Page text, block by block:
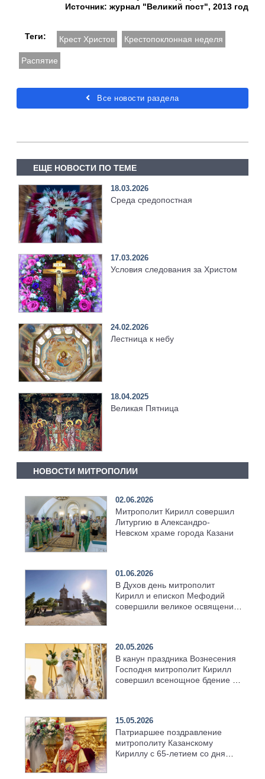
Источник: журнал "Великий пост", 2013 год
Теги: Крест Христов Крестопоклонная неделя
Распятие
Все новости раздела
ЕЩЕ НОВОСТИ ПО ТЕМЕ
18.03.2026
Среда средопостная
17.03.2026
Условия следования за Христом
24.02.2026
Лестница к небу
18.04.2025
Великая Пятница
НОВОСТИ МИТРОПОЛИИ
02.06.2026
Митрополит Кирилл совершил
Литургию в Александро-
Невском храме города Казани
01.06.2026
В Духов день митрополит
Кирилл и епископ Мефодий
совершили великое освящение
20.05.2026
В канун праздника Вознесения
Господня митрополит Кирилл
совершил всенощное бдение в
15.05.2026
Патриаршее поздравление
митрополиту Казанскому
Кириллу с 65-летием со дня